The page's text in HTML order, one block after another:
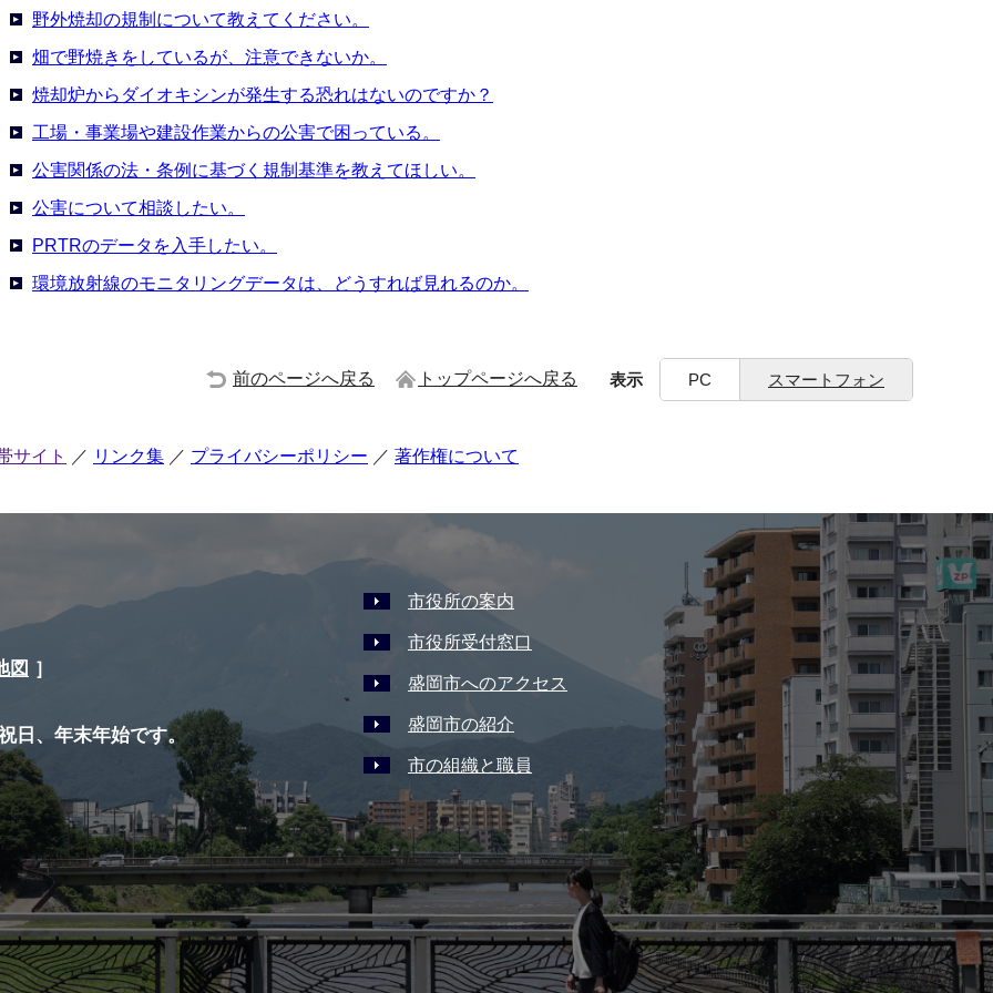
野外焼却の規制について教えてください。
畑で野焼きをしているが、注意できないか。
焼却炉からダイオキシンが発生する恐れはないのですか？
工場・事業場や建設作業からの公害で困っている。
公害関係の法・条例に基づく規制基準を教えてほしい。
公害について相談したい。
PRTRのデータを入手したい。
環境放射線のモニタリングデータは、どうすれば見れるのか。
前のページへ戻る トップページへ戻る 表示 PC スマートフォン
サイト リンク集 プライバシーポリシー 著作権について
図 ］
日、年末年始です。
市役所の案内
市役所受付窓口
盛岡市へのアクセス
盛岡市の紹介
市の組織と職員